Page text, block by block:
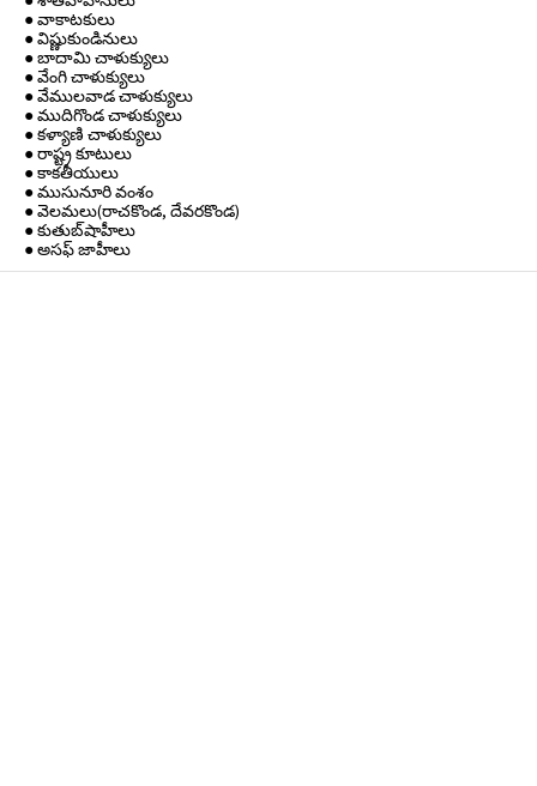
● వాకాటకులు
● విష్ణుకుండినులు
● బాదామి చాళుక్యులు
● వేంగి చాళుక్యులు
● వేములవాడ చాళుక్యులు
● ముదిగొండ చాళుక్యులు
● కళ్యాణి చాళుక్యులు
● రాష్ట్ర కూటులు
● కాకతీయులు
● ముసునూరి వంశం
● వెలమలు(రాచకొండ, దేవరకొండ)
● కుతుబ్‌షాహీలు
● అసఫ్ జాహీలు